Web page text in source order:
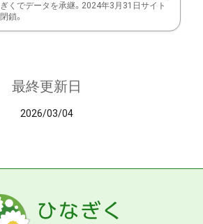
ぎくでデータを承継。2024年3月31日サイト
閉鎖。
最終更新日
2026/03/04